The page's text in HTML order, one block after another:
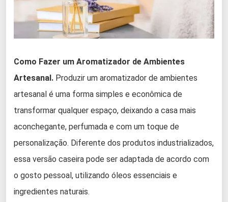
Como Fazer um Aromatizador de Ambientes
Artesanal. Produzir um aromatizador de ambientes
artesanal é uma forma simples e econômica de
transformar qualquer espaço, deixando a casa mais
aconchegante, perfumada e com um toque de
personalização. Diferente dos produtos industrializados,
essa versão caseira pode ser adaptada de acordo com
o gosto pessoal, utilizando óleos essenciais e
ingredientes naturais.